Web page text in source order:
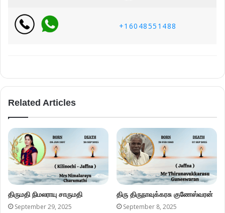
+16048551488
Related Articles
திருமதி நிமலராயு சாருமதி
September 29, 2025
திரு திருநாவுக்கரசு குணேஸ்வரன்
September 8, 2025